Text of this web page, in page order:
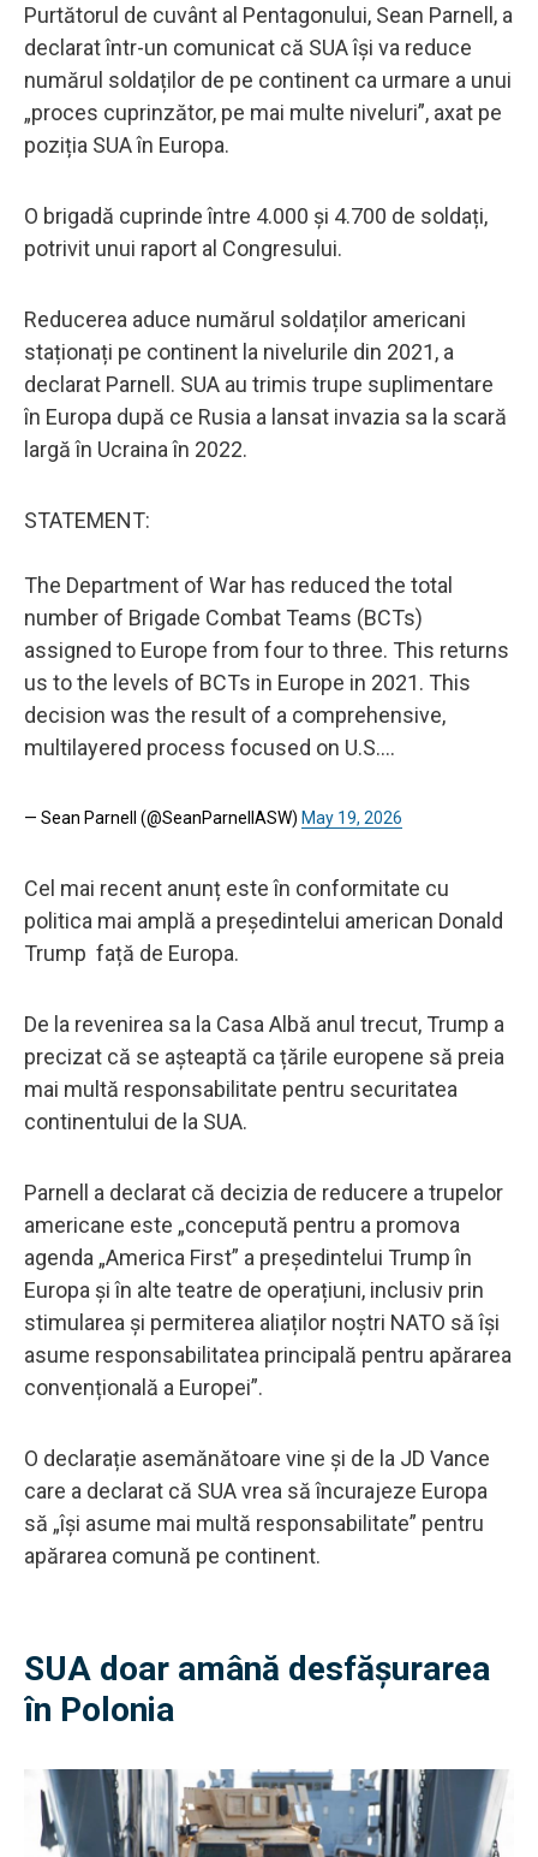
Purtătorul de cuvânt al Pentagonului, Sean Parnell, a
declarat într-un comunicat că SUA își va reduce
numărul soldaților de pe continent ca urmare a unui
„proces cuprinzător, pe mai multe niveluri”, axat pe
poziția SUA în Europa.
O brigadă cuprinde între 4.000 și 4.700 de soldați,
potrivit unui raport al Congresului.
Reducerea aduce numărul soldaților americani
staționați pe continent la nivelurile din 2021, a
declarat Parnell. SUA au trimis trupe suplimentare
în Europa după ce Rusia a lansat invazia sa la scară
largă în Ucraina în 2022.
STATEMENT:
The Department of War has reduced the total
number of Brigade Combat Teams (BCTs)
assigned to Europe from four to three. This returns
us to the levels of BCTs in Europe in 2021. This
decision was the result of a comprehensive,
multilayered process focused on U.S.…
— Sean Parnell (@SeanParnellASW) May 19, 2026
Cel mai recent anunț este în conformitate cu
politica mai amplă a președintelui american Donald
Trump față de Europa.
De la revenirea sa la Casa Albă anul trecut, Trump a
precizat că se așteaptă ca țările europene să preia
mai multă responsabilitate pentru securitatea
continentului de la SUA.
Parnell a declarat că decizia de reducere a trupelor
americane este „concepută pentru a promova
agenda „America First” a președintelui Trump în
Europa și în alte teatre de operațiuni, inclusiv prin
stimularea și permiterea aliaților noștri NATO să își
asume responsabilitatea principală pentru apărarea
convențională a Europei”.
O declarație asemănătoare vine și de la JD Vance
care a declarat că SUA vrea să încurajeze Europa
să „își asume mai multă responsabilitate” pentru
apărarea comună pe continent.
SUA doar amână desfășurarea
în Polonia